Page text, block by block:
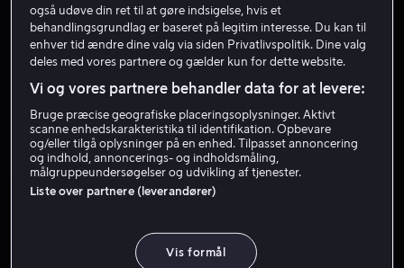
Anna Konkle
Skuespiller
også udøve din ret til at gøre indsigelse, hvis et
behandlingsgrundlag er baseret på legitim interesse. Du kan til
enhver tid ændre dine valg via siden Privatlivspolitik. Dine valg
deles med vores partnere og gælder kun for dette website.
Vi og vores partnere behandler data for at levere:
Bruge præcise geografiske placeringsoplysninger. Aktivt
scanne enhedskarakteristika til identifikation. Opbevare
og/eller tilgå oplysninger på en enhed. Tilpasset annoncering
og indhold, annoncerings- og indholdsmåling,
målgruppeundersøgelser og udvikling af tjenester.
Liste over partnere (leverandører)
Vis formål